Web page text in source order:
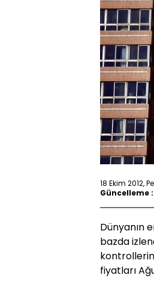
18 Ekim 2012,
Güncelleme :
Dünyanın
bazda
fiyatları